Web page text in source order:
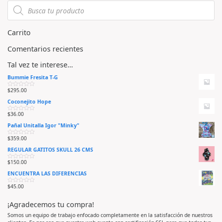
d
e
Carrito
Comentarios recientes
Tal vez te interese…
Bummie Fresita T-G
V
l
o
r
a
o
e
n
0
e
5
$295.00
Coconejito Hope
V
l
o
r
a
o
e
n
0
e
5
$36.00
Pañal Unitalla Igor "Minky"
V
l
o
r
a
o
e
n
0
5
$359.00
REGULAR GATITOS SKULL 26 CMS
V
l
o
r
a
e
n
0
d
$150.00
ENCUENTRA LAS DIFERENCIAS
V
o
r
a
d
$45.00
¡Agradecemos tu compra!
Somos un equipo de trabajo enfocado completamente en la satisfacción de nuestros